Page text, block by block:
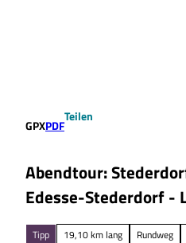
GPXPDF
Teilen
Abendtour:
Edesse-Stederdorf -
Tipp 19,10 km lang Rundweg